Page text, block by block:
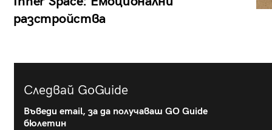
разстройства
Следвай GoGuide
Въведи email, за да получаваш GO Guide
бюлетин